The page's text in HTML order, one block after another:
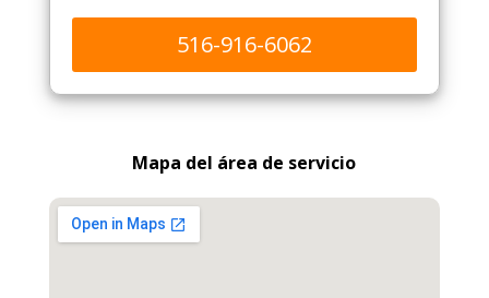
516-916-6062
Mapa del área de servicio